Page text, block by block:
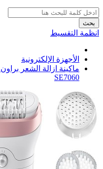
بحث
انظمة التقسيط
الأجهزة الإلكترونية
SE7060